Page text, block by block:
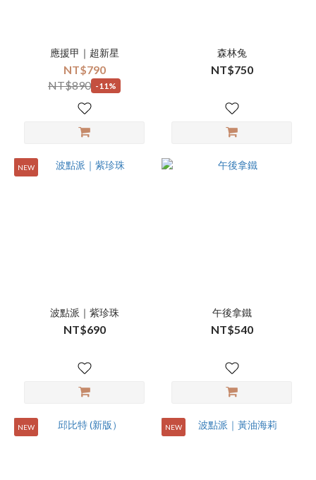
應援甲｜超新星
NT$790
NT$890 -11%
森林兔
NT$750
NEW
波點派｜紫珍珠
NT$690
午後拿鐵
NT$540
NEW NEW